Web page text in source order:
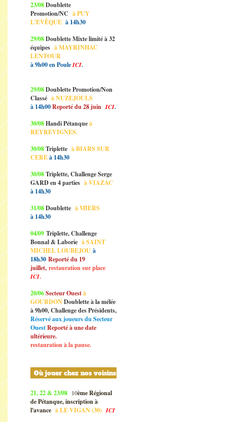
23/08Doublette
Promotion/NC à PUY
L'EVÊQUE à 14h30
29/08Doublette Mixte limité à 32
équipes à MAYRINHAC
LENTOUR
à 9h00 en PouleICI.
29/08Doublette Promotion/Non
Classé à NUZEJOULS
à 14h00Reporté du 28 juin ICI.
30/08Handi Pétanqueà
REYREVIGNES.
30/08Triplette à BIARS SUR
CEREà 14h30
30/08Triplette, Challenge Serge
GARD en 4 parties à VIAZAC
à 14h30
31/08Doublette à MIERS
à 14h30
04/09 Triplette, Challenge
Bonnal & Laborie à SAINT
MICHEL LOUBEJOU à
18h30 Reporté du 19
juillet, restauration sur place
ICI.
20/06Secteur Ouestà
GOURDONDoublette à la mélée
à 9h00, Challenge des Présidents,
Réservé aux joueurs du Secteur
OuestReporté à une date
ultérieure.
restauration à la pause.
Où jouer chez nos voisins
21, 22 & 23/08 10ème Régional
de Pétanque, inscription à
l'avance àLE VIGAN (30) ICI